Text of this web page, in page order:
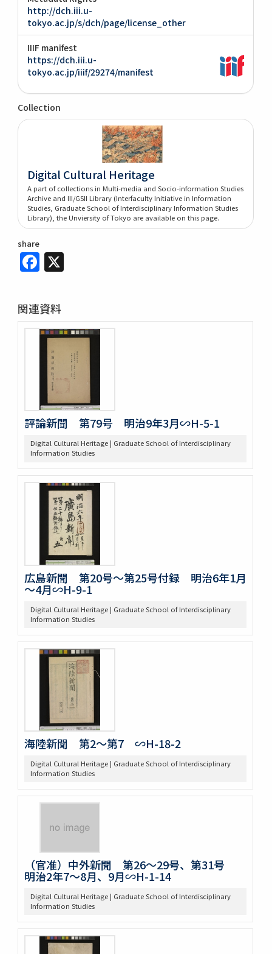
http://dch.iii.u-
tokyo.ac.jp/s/dch/page/license_other
IIIF manifest
https://dch.iii.u-
tokyo.ac.jp/iiif/29274/manifest
Collection
Digital Cultural Heritage
A part of collections in Multi-media and Socio-information Studies
Archive and III/GSII Library (Interfaculty Initiative in Information
Studies, Graduate School of Interdisciplinary Information Studies
Library), the Unviersity of Tokyo are available on this page.
share
Facebook
関連資料
評論新聞 第79号 明治9年3月∽H-5-1
Digital Cultural Heritage | Graduate School of Interdisciplinary
Information Studies
広島新聞 第20号～第25号付録 明治6年1月
～4月∽H-9-1
Digital Cultural Heritage | Graduate School of Interdisciplinary
Information Studies
海陸新聞 第2～第7 ∽H-18-2
Digital Cultural Heritage | Graduate School of Interdisciplinary
Information Studies
（官准）中外新聞 第26～29号、第31号
明治2年7～8月、9月∽H-1-14
Digital Cultural Heritage | Graduate School of Interdisciplinary
Information Studies